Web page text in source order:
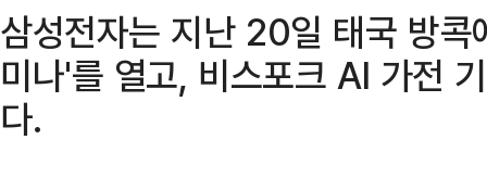
삼성전자는 지난 20일 태국 방
미나'를 열고, 비스포크 AI 가전
다.